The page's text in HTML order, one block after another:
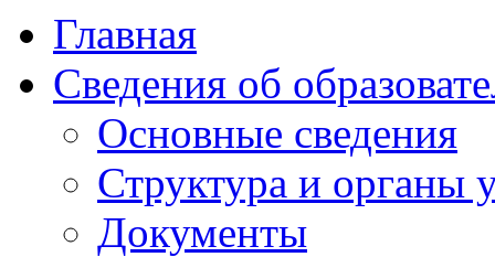
Главная
Сведения об
Основные сведения
Структура и органы
Документы